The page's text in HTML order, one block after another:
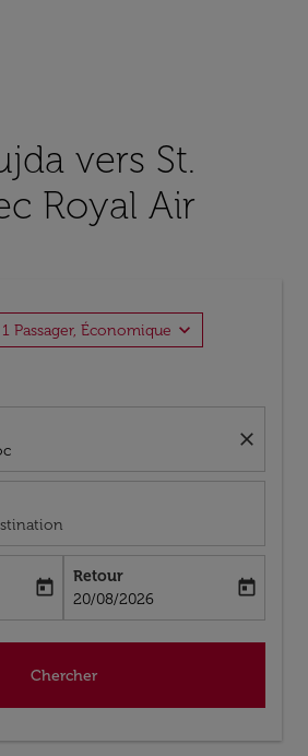
vers St.
Royal Air
1 Passager, Économique expand_more
close
date-aria-label
today
Retour
fc-booking-return-date-aria-label
20/08/2026
today
Chercher